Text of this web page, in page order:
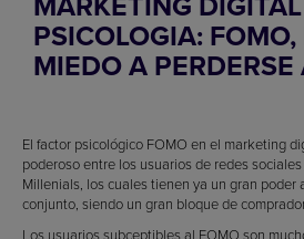
PSICOLOGIA: FOMO,
MIEDO A PERDERSE
El factor psicológico FOMO en el marketing
poderoso entre los usuarios de redes
Millenials, los cuales tienen ya un gran poder
conjunto, siendo un gran bloque de
Los usuarios subceptibles al FOMO son